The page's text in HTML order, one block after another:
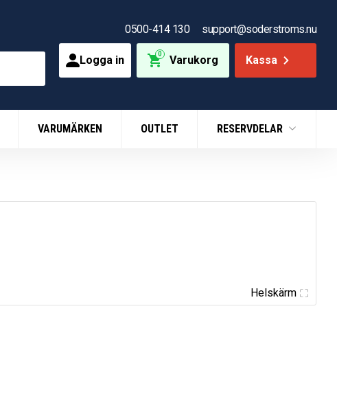
0500-414 130 support@soderstroms.nu
Logga in 0 Varukorg Kassa
VARUMÄRKEN OUTLET RESERVDELAR
Helskärm